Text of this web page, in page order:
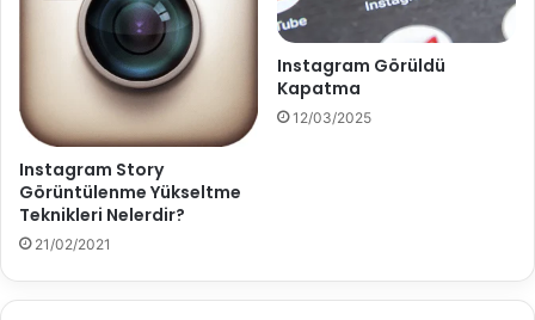
Instagram Story
Görüntülenme Yükseltme
Teknikleri Nelerdir?
21/02/2021
Instagram Görüldü
Kapatma
12/03/2025